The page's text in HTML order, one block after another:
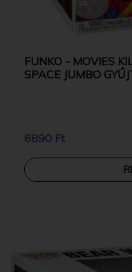
FUNKO - MOVIES
SPACE JUMBO
6890 Ft